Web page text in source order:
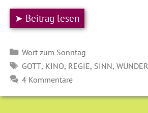
➤ Beitrag lesen
Kategorien
Wort zum Sonntag
SCHLAGWÖRTER
GOTT, KINO, REGIE, SINN, WUNDER
4 Kommentare